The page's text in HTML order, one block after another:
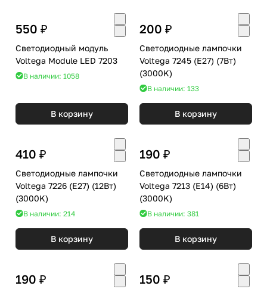
550 ₽
Светодиодный модуль
Voltega Module LED 7203
В наличии: 1058
В корзину
200 ₽
Светодиодные лампочки
Voltega 7245 (E27) (7Вт)
(3000K)
В наличии: 133
В корзину
410 ₽
Светодиодные лампочки
Voltega 7226 (E27) (12Вт)
(3000K)
В наличии: 214
В корзину
190 ₽
Светодиодные лампочки
Voltega 7213 (E14) (6Вт)
(3000K)
В наличии: 381
В корзину
190 ₽ 150 ₽